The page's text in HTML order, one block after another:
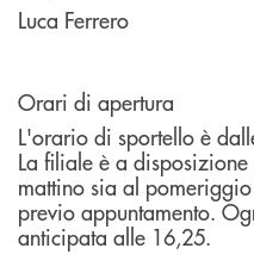
Luca Ferrero
Orari di apertura
L'orario di sportello è
La filiale è a
mattino sia al
previo appuntamento.
anticipata alle 16,25.